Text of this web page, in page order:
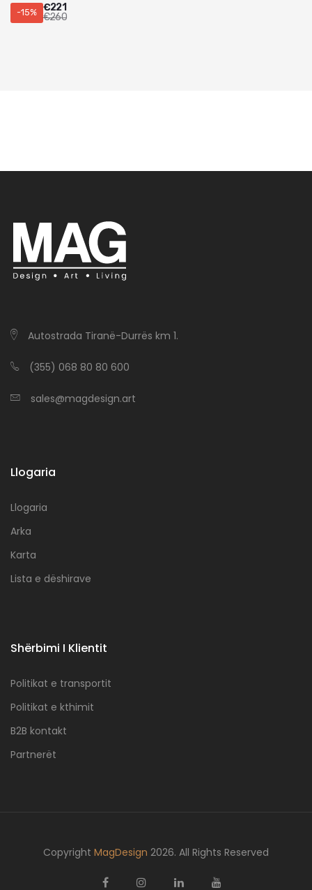
-15% €221
€260
Autostrada Tiranë-Durrës km 1.
(355) 068 80 80 600
sales@magdesign.art
Llogaria
Llogaria
Arka
Karta
Lista e dëshirave
Shërbimi I Klientit
Politikat e transportit
Politikat e kthimit
B2B kontakt
Partnerët
Copyright MagDesign 2026. All Rights Reserved